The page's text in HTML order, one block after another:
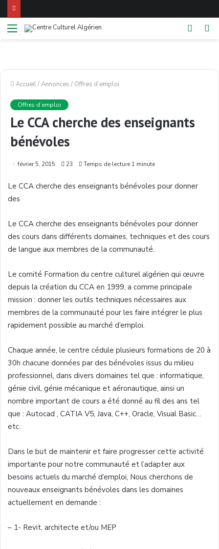
Menu
Switch
Accueil/Annonces / Offres d’emploi
Offres d’emploi
Le CCA cherche des enseignants
bénévoles
février 5, 2015 23 Temps de lecture 1 minute
Le CCA cherche des enseignants bénévoles pour donner
des
Le CCA cherche des enseignants bénévoles pour donner
des cours dans différents domaines, techniques et des cours
de langue aux membres de la communauté.
Le comité Formation du centre culturel algérien qui œuvre
depuis la création du CCA en 1999, a comme principale
mission : donner les outils techniques nécessaires aux
membres de la communauté pour les faire intégrer le plus
rapidement possible au marché d’emploi.
Chaque année, le centre cédule plusieurs formations de 20 à
30h chacune données par des bénévoles issus du milieu
professionnel, dans divers domaines tel que : informatique,
génie civil, génie mécanique et aéronautique, ainsi un
nombre important de cours a été donné au fil des ans tel
que : Autocad , CATIA V5, Java, C++, Oracle, Visual Basic…
etc.
Dans le but de maintenir et faire progresser cette activité
importante pour notre communauté et l’adapter aux
besoins actuels du marché d’emploi, Nous cherchons de
nouveaux enseignants bénévoles dans les domaines
actuellement en demande :
– 1- Revit, architecte et/ou MEP